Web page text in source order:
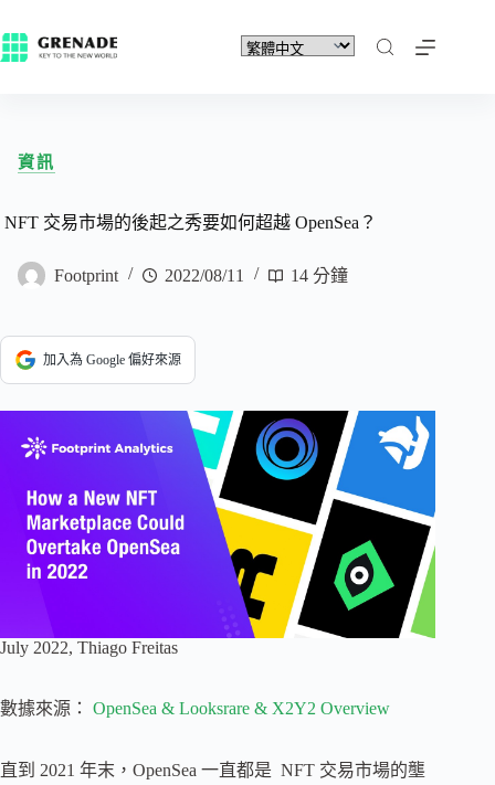
資訊
NFT 交易市場的後起之秀要如何超越 OpenSea？
Footprint 2022/08/11 14 分鐘
加入為 Google 偏好來源
July 2022, Thiago Freitas
數據來源： OpenSea & Looksrare & X2Y2 Overview
直到 2021 年末，OpenSea 一直都是 NFT 交易市場的壟